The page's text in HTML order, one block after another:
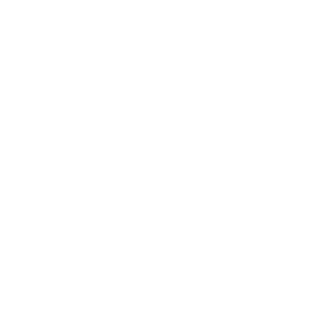
imūnreakcija var
darbojas